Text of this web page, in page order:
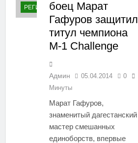
РЕГИОНЫбоец Марат
Гафуров защитил
титул чемпиона
M-1 Challenge
Админ 05.04.2014 0
Минуты
Марат Гафуров,
знаменитый дагестанский
мастер смешанных
единоборств, впервые